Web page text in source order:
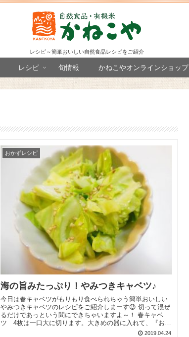
レシピ～簡単おいしい自然食品レシピをご紹介
レシピ 旬情報 かねこやオンラインショップ
おかずレシピ
海の旨みたっぷり！やみつきキャベツ♪
今日は春キャベツがもりもり食べられちゃう簡単おいしい
やみつきキャベツのレシピをご紹介しまーす😉 切って混ぜ
るだけであっという間にできちゃいますよ～！ 春キャベ
ツ 4枚は一口大に切ります。大きめの器に入れて、『おい
2019.04.24